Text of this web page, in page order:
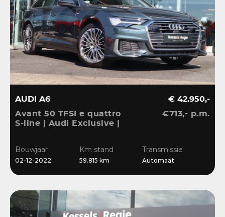
AUDI A6
Avant 50 TFSI e quattro
S-line | Audi Exclusive |
| Blis | CarPlay
€ 42.950,-
€713,- p.m.
Bouwjaar
02-12-2022
Km stand
59.815 km
Transmissie
Automaat